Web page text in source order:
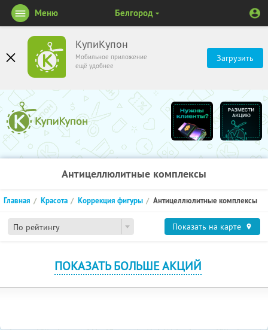
КупиКупон
Мобильное приложение
ещё удобнее
Загрузить
Меню Белгород
Антицеллюлитные комплексы
По рейтингу
Главная Красота Коррекция фигуры Антицеллюлитные комплексы
Показать на карте
ПОКАЗАТЬ БОЛЬШЕ АКЦИЙ